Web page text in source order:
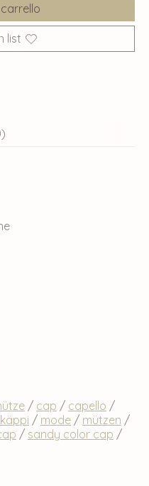
list
/ cap / capello /
käppi / mode / mützen /
/ sandy color cap /